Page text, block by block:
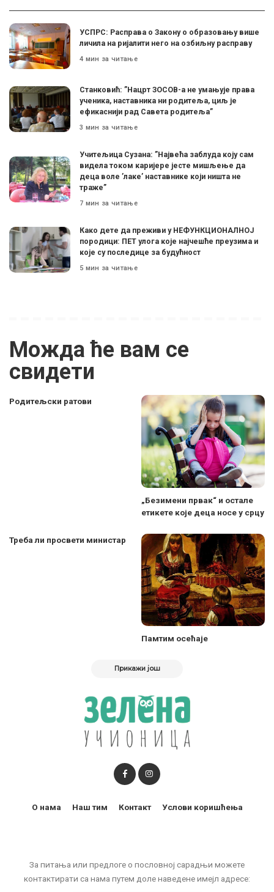
УСПРС: Расправа о Закону о образовању више
личила на ријалити него на озбиљну расправу
4 мин за читање
Станковић: ”Нацрт ЗОСОВ-а не умањује права
ученика, наставника ни родитеља, циљ је
ефикаснији рад Савета родитеља”
3 мин за читање
Учитељица Сузана: ”Највећа заблуда коју сам
видела током каријере јесте мишљење да
деца воле ’лаке’ наставнике који ништа не
траже”
7 мин за читање
Како дете да преживи у НЕФУНКЦИОНАЛНОЈ
породици: ПЕТ улога које најчешће преузима и
које су последице за будућност
5 мин за читање
Можда ће вам се
свидети
Родитељски ратови
„Безимени првак“ и остале
етикете које деца носе у срцу
Треба ли просвети министар
Памтим осећаје
Прикажи још
За питања или предлоге о пословној сарадњи можете
контактирати са нама путем доле наведене имејл адресе:
О нама Наш тим Контакт Услови коришћења